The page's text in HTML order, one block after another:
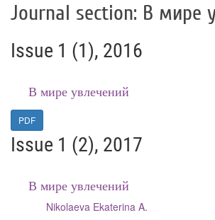
Journal section: В мире
Issue 1 (1), 2016
В мире увлечений
PDF
Issue 1 (2), 2017
В мире увлечений
Nikolaeva Ekaterina A.